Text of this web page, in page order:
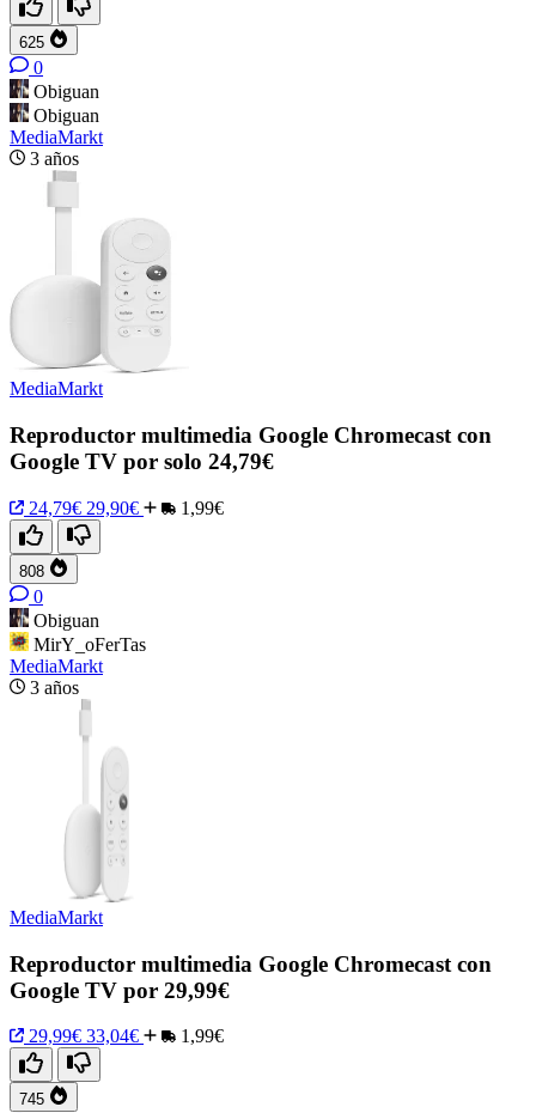
625
0
Obiguan
Obiguan
MediaMarkt
3 años
MediaMarkt
Reproductor multimedia Google Chromecast con
Google TV por solo 24,79€
24,79€ 29,90€ 1,99€
808
0
Obiguan
MirY_oFerTas
MediaMarkt
3 años
MediaMarkt
Reproductor multimedia Google Chromecast con
Google TV por 29,99€
29,99€ 33,04€ 1,99€
745